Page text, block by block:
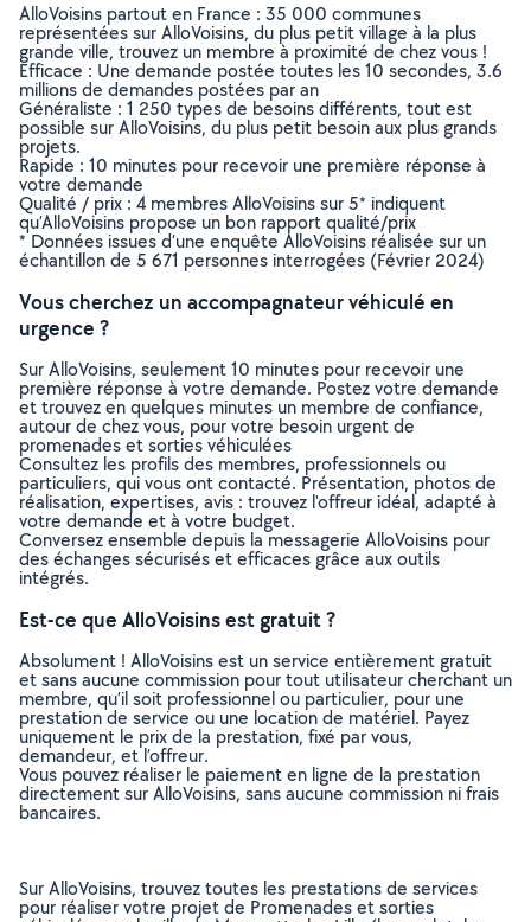
AlloVoisins partout en France : 35 000 communes
représentées sur AlloVoisins, du plus petit village à la plus
grande ville, trouvez un membre à proximité de chez vous !
Efficace : Une demande postée toutes les 10 secondes, 3.6
millions de demandes postées par an
Généraliste : 1 250 types de besoins différents, tout est
possible sur AlloVoisins, du plus petit besoin aux plus grands
projets.
Rapide : 10 minutes pour recevoir une première réponse à
votre demande
Qualité / prix : 4 membres AlloVoisins sur 5* indiquent
qu’AlloVoisins propose un bon rapport qualité/prix
* Données issues d’une enquête AlloVoisins réalisée sur un
échantillon de 5 671 personnes interrogées (Février 2024)
Vous cherchez un accompagnateur véhiculé en
urgence ?
Sur AlloVoisins, seulement 10 minutes pour recevoir une
première réponse à votre demande. Postez votre demande
et trouvez en quelques minutes un membre de confiance,
autour de chez vous, pour votre besoin urgent de
promenades et sorties véhiculées
Consultez les profils des membres, professionnels ou
particuliers, qui vous ont contacté. Présentation, photos de
réalisation, expertises, avis : trouvez l'offreur idéal, adapté à
votre demande et à votre budget.
Conversez ensemble depuis la messagerie AlloVoisins pour
des échanges sécurisés et efficaces grâce aux outils
intégrés.
Est-ce que AlloVoisins est gratuit ?
Absolument ! AlloVoisins est un service entièrement gratuit
et sans aucune commission pour tout utilisateur cherchant un
membre, qu’il soit professionnel ou particulier, pour une
prestation de service ou une location de matériel. Payez
uniquement le prix de la prestation, fixé par vous,
demandeur, et l’offreur.
Vous pouvez réaliser le paiement en ligne de la prestation
directement sur AlloVoisins, sans aucune commission ni frais
bancaires.
Sur AlloVoisins, trouvez toutes les prestations de services
pour réaliser votre projet de Promenades et sorties